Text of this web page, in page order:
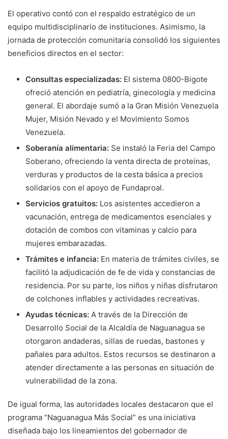
El operativo contó con el respaldo estratégico de un
equipo multidisciplinario de instituciones. Asimismo, la
jornada de protección comunitaria consolidó los siguientes
beneficios directos en el sector:
Consultas especializadas: El sistema 0800-Bigote
ofreció atención en pediatría, ginecología y medicina
general. El abordaje sumó a la Gran Misión Venezuela
Mujer, Misión Nevado y el Movimiento Somos
Venezuela.
Soberanía alimentaria: Se instaló la Feria del Campo
Soberano, ofreciendo la venta directa de proteínas,
verduras y productos de la cesta básica a precios
solidarios con el apoyo de Fundaproal.
Servicios gratuitos: Los asistentes accedieron a
vacunación, entrega de medicamentos esenciales y
dotación de combos con vitaminas y calcio para
mujeres embarazadas.
Trámites e infancia: En materia de trámites civiles, se
facilitó la adjudicación de fe de vida y constancias de
residencia. Por su parte, los niños y niñas disfrutaron
de colchones inflables y actividades recreativas.
Ayudas técnicas: A través de la Dirección de
Desarrollo Social de la Alcaldía de Naguanagua se
otorgaron andaderas, sillas de ruedas, bastones y
pañales para adultos. Estos recursos se destinaron a
atender directamente a las personas en situación de
vulnerabilidad de la zona.
De igual forma, las autoridades locales destacaron que el
programa “Naguanagua Más Social” es una iniciativa
diseñada bajo los lineamientos del gobernador de